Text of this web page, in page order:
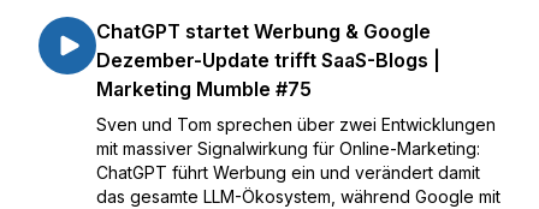
ChatGPT startet Werbung & Google
Dezember-Update trifft SaaS-Blogs |
Marketing Mumble #75
Sven und Tom sprechen über zwei Entwicklungen
mit massiver Signalwirkung für Online-Marketing:
ChatGPT führt Werbung ein und verändert damit
das gesamte LLM-Ökosystem, während Google mit